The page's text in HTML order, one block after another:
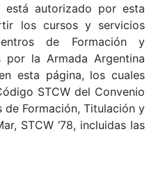
está autorizado por esta
los cursos y servicios
de Formación y
por la Armada Argentina
esta página, los cuales
STCW del Convenio
de Formación, Titulación y
STCW ‘78, incluidas las